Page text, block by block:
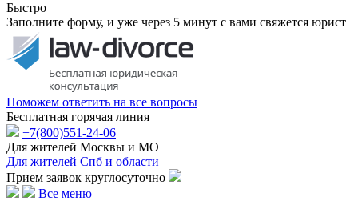
Быстро
Заполните форму, и уже через 5 минут с вами свяжется юрист
Поможем ответить на все вопросы
Бесплатная горячая линия
+7(800)551-24-06
Для жителей Москвы и МО
Для жителей Спб и области
Прием заявок круглосуточно
Все меню